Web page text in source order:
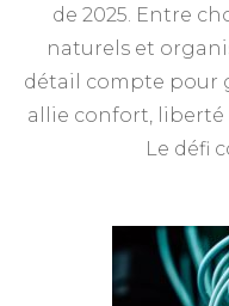
de 2025. Entre
naturels et
détail compte pour
allie confort, liberté
Le défi